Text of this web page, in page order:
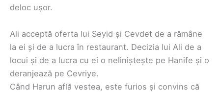
deloc ușor.
Ali acceptă oferta lui Seyid și Cevdet de a rămâne
la ei și de a lucra în restaurant. Decizia lui Ali de a
locui și de a lucra cu ei o neliniștește pe Hanife și o
deranjează pe Cevriye.
Când Harun află vestea, este furios și convins că